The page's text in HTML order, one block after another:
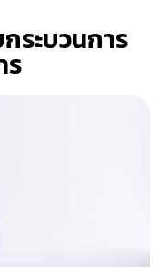
ระบวนการ
ร